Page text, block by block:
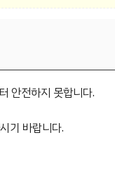
안전하지 못합니다.
기 바랍니다.